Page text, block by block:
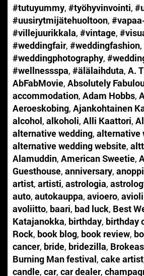
#tutuyummy, #työhyvinvointi,
#uusirytmijätehuoltoon,
#villejuurikkala, #vintage,
#weddingfair, #weddingfashion,
#weddingphotography,
#wellnessspa, #älälaihduta, A.
AbFabMovie, Absolutely
accommodation, Adam Hobbs,
Aeroeskobing, Ajankohtainen
alcohol, alkoholi, Alli Kaattori,
alternative wedding, alternative
alternative wedding website,
Alamuddin, American Sweetie,
Guesthouse, anniversary, anoppi
artist, artisti, astrologia,
auto, autokauppa, avioero,
avoliitto, baari, bad luck, Best
Katajanokka, birthday, birthday
Rock, book blog, book review,
cancer, bride, bridezilla,
Burning Man festival, cake artist
candle, car, car dealer,